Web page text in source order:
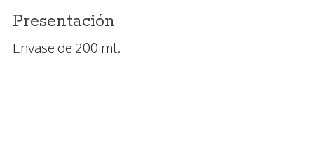
Presentación
Envase de 200 ml.